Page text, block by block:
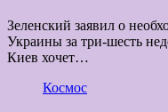
Зеленский заявил о
Украины за три-шесть
Киев хочет…
Космос